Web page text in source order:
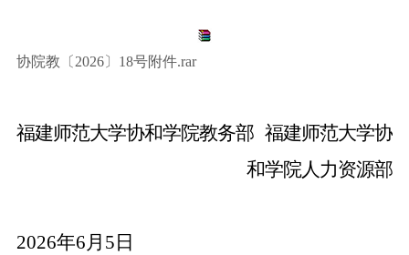
协院教〔2026〕18号附件.rar
福建师范大学协和学院教务部 福建师范大学协
和学院人力资源部
2026年6 月 5 日